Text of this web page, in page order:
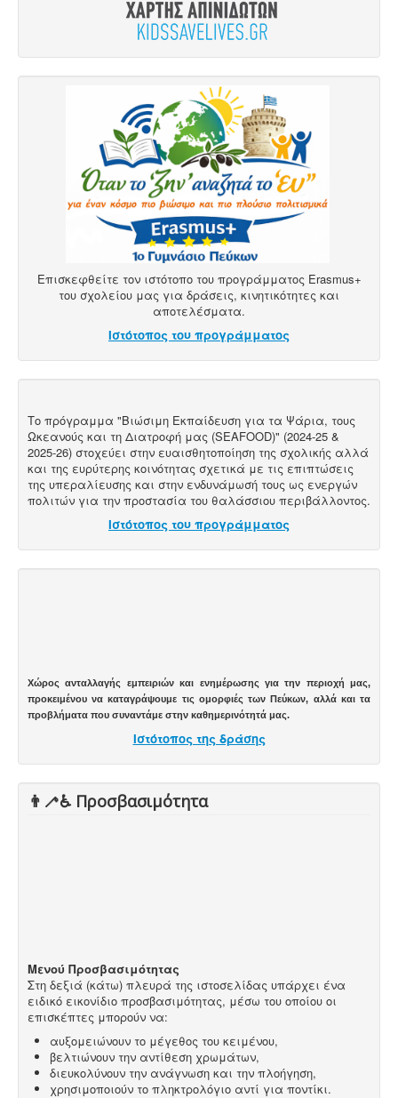
Επισκεφθείτε τον ιστότοπο του προγράμματος Erasmus+
του σχολείου μας για δράσεις, κινητικότητες και
αποτελέσματα.
Ιστότοπος του προγράμματος
Το πρόγραμμα "Βιώσιμη Εκπαίδευση για τα Ψάρια, τους
Ωκεανούς και τη Διατροφή μας (SEAFOOD)" (2024-25 &
2025-26) στοχεύει στην ευαισθητοποίηση της σχολικής αλλά
και της ευρύτερης κοινότητας σχετικά με τις επιπτώσεις
της υπεραλίευσης και στην ενδυνάμωσή τους ως ενεργών
πολιτών για την προστασία του θαλάσσιου περιβάλλοντος.
Ιστότοπος του προγράμματος
Χώρος ανταλλαγής εμπειριών και ενημέρωσης για την περιοχή μας,
προκειμένου να καταγράψουμε τις ομορφιές των Πεύκων, αλλά και τα
προβλήματα που συναντάμε στην καθημερινότητά μας.
Ιστότοπος της δράσης
👨‍🦯♿️ Προσβασιμότητα
Μενού Προσβασιμότητας
Στη δεξιά (κάτω) πλευρά της ιστοσελίδας υπάρχει ένα
ειδικό εικονίδιο προσβασιμότητας, μέσω του οποίου οι
επισκέπτες μπορούν να:
αυξομειώνουν το μέγεθος του κειμένου,
βελτιώνουν την αντίθεση χρωμάτων,
διευκολύνουν την ανάγνωση και την πλοήγηση,
χρησιμοποιούν το πληκτρολόγιο αντί για ποντίκι.